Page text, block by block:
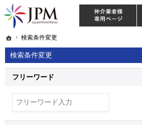
ホーム
検索条件変更
検索条件変更
東京・神奈川・埼玉・千葉のリノベーション住宅
【物件買取強化中！】リノベーション住宅・不動産
フリーワード
ホーム
検索条件変更